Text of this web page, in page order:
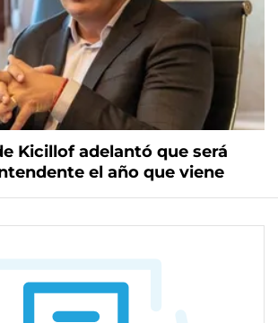
Kicillof adelantó que será
el año que viene